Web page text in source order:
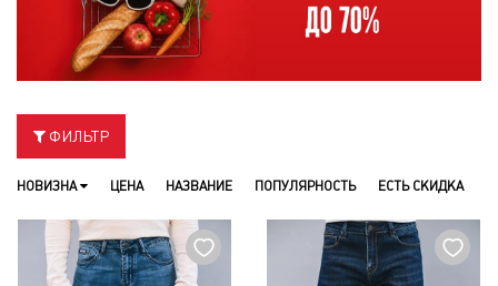
ФИЛЬТР
НОВИЗНА ЦЕНА НАЗВАНИЕ ПОПУЛЯРНОСТЬ ЕСТЬ СКИДКА